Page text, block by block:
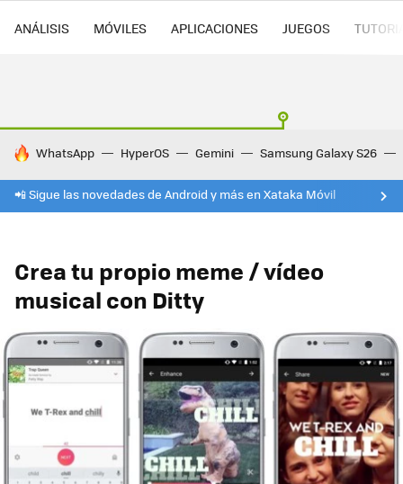
ANÁLISIS MÓVILES APLICACIONES JUEGOS
HOY SE HABLA DE
WhatsApp HyperOS Gemini Samsung Galaxy S26
📲 Sigue las novedades de Android y más en Xataka Móvil
Crea tu propio meme / vídeo
musical con Ditty